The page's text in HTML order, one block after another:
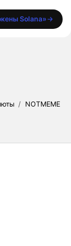
Solana»
/ NOTMEME